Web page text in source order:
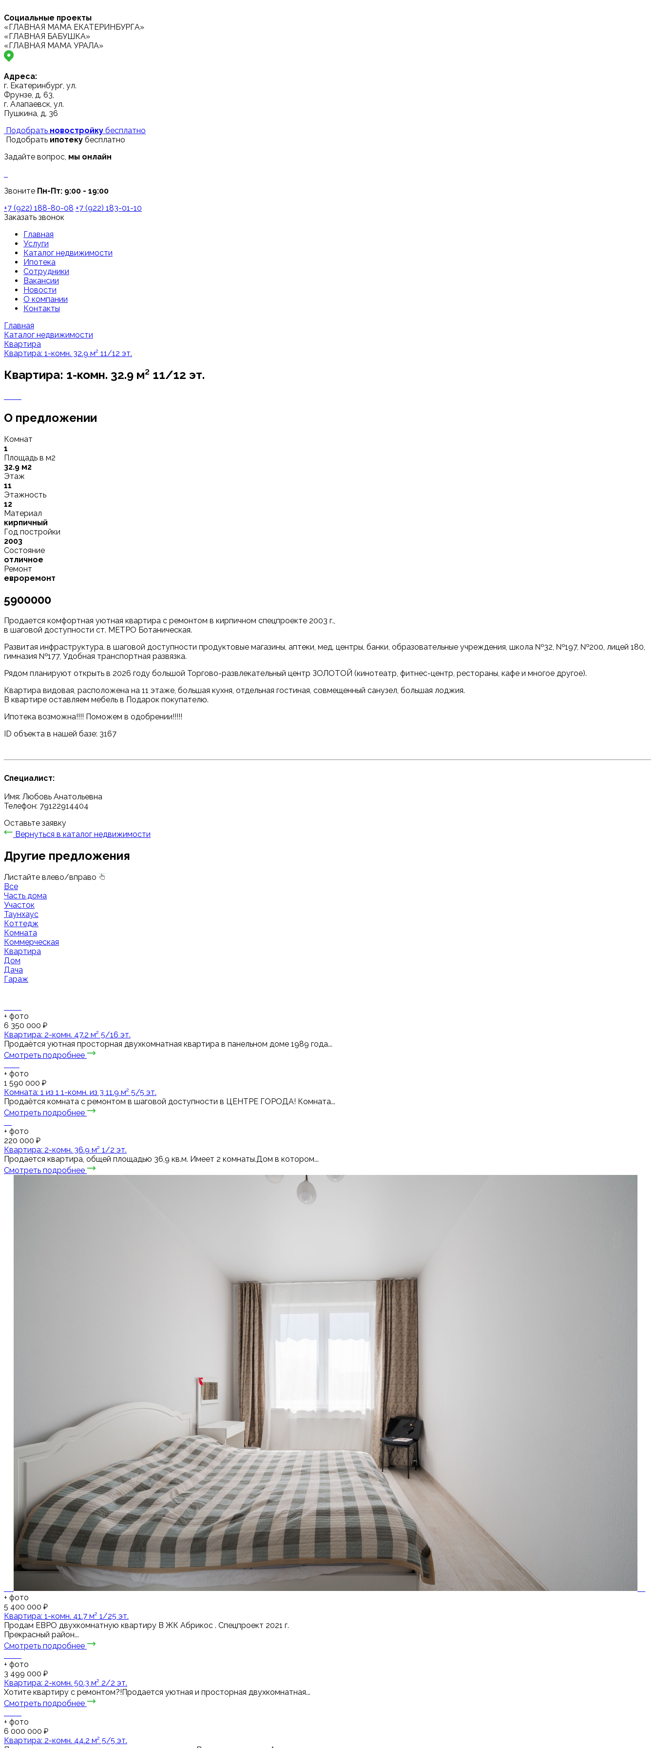
Социальные проекты
«ГЛАВНАЯ МАМА ЕКАТЕРИНБУРГА»
«ГЛАВНАЯ БАБУШКА»
«ГЛАВНАЯ МАМА УРАЛА»
Адреса:
г. Екатеринбург, ул.
Фрунзе, д. 63,
г. Алапаевск, ул.
Пушкина, д. 36
Подобрать новостройку бесплатно
Подобрать ипотеку бесплатно
Задайте вопрос, мы онлайн
Звоните Пн-Пт: 9:00 - 19:00
+7 (922) 188-80-08 +7 (922) 183-01-10
Заказать звонок
Главная
Услуги
Каталог недвижимости
Ипотека
Сотрудники
Вакансии
Новости
О компании
Контакты
Главная
Каталог недвижимости
Квартира
Квартира: 1-комн. 32.9 м² 11/12 эт.
Квартира: 1-комн. 32.9 м² 11/12 эт.
О предложении
Комнат
1
Площадь в м2
32.9 м2
Этаж
11
Этажность
12
Материал
кирпичный
Год постройки
2003
Состояние
отличное
Ремонт
евроремонт
5900000
Продается комфортная уютная квартира с ремонтом в кирпичнoм спецпроекте 2003 г.,
в шаговой доступности ст. МЕТРО Ботаническая.
Развитая инфрacтpуктура, в шaгoвой доступноcти продуктовые мaгазины, aптeки, мед. центры, банки, образoвательныe учpeждения, школа №32, №197, №200, лицей 180,
гимназия №177, Удобная транспортная развязка.
Рядом планируют открыть в 2026 году большой Торгово-развлекательный центр ЗОЛОТОЙ (кинотеатр, фитнес-центр, рестораны, кафе и многое другое).
Квартира видовая, расположена на 11 этаже, большая кухня, отдельная гостиная, совмещенный санузел, большая лоджия.
В квартире оставляем мебель в Подарок покупателю.
Ипотека возможна!!!! Поможем в одобрении!!!!!
ID объекта в нашей базе: 3167
Специалист:
Имя: Любовь Анатольевна
Телефон: 79122914404
Оставьте заявку
Вернуться в каталог недвижимости
Другие предложения
Листайте влево/вправо
Все
Часть дома
Участок
Таунхаус
Коттедж
Комната
Коммерческая
Квартира
Дом
Дача
Гараж
+ фото
6 350 000 ₽
Квартира: 2-комн. 47.2 м² 5/16 эт.
Продаётся уютная просторная двухкомнатная квартира в панельном доме 1989 года...
Смотреть подробнее
+ фото
1 590 000 ₽
Комната: 1 из 1 1-комн. из 3 11.9 м² 5/5 эт.
Продаётся комната с ремонтом в шаговой доступности в ЦЕНТРЕ ГОРОДА! Комната...
Смотреть подробнее
+ фото
220 000 ₽
Квартира: 2-комн. 36.9 м² 1/2 эт.
Продается квартира, общей площадью 36,9 кв.м. Имеет 2 комнаты.Дом в котором...
Смотреть подробнее
+ фото
5 400 000 ₽
Квартира: 1-комн. 41.7 м² 1/25 эт.
Пpодaм ЕВРО двухкомнaтную квapтиру В ЖК Абрикос . Спецпроект 2021 г.
Прекрасный район...
Смотреть подробнее
+ фото
3 499 000 ₽
Квартира: 2-комн. 50.3 м² 2/2 эт.
Хотите квартиру с ремонтом?!Продается уютная и просторная двухкомнатная...
Смотреть подробнее
+ фото
6 000 000 ₽
Квартира: 2-комн. 44.2 м² 5/5 эт.